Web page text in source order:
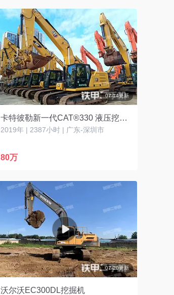
07-14更新
卡特彼勒新一代CAT®330 液压挖掘机
2019年 | 2387小时 | 广东-深圳市
80万
07-20更新
沃尔沃EC300DL挖掘机